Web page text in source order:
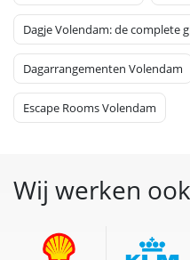
Dagje Volendam: de complete
Dagarrangementen Volendam
Escape Rooms Volendam
Wij werken